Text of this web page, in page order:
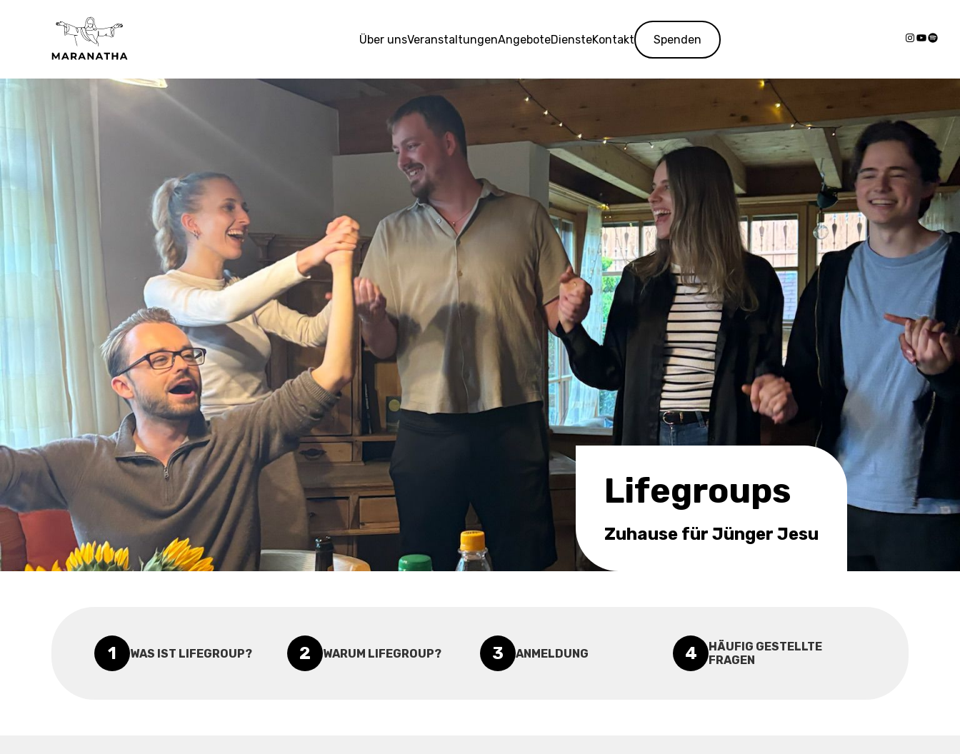
Über unsVeranstaltungenAngeboteDiensteKontakt Spenden
Lifegroups
Zuhause für Jünger Jesu
1 WAS IST LIFEGROUP? 2 WARUM LIFEGROUP? 3 ANMELDUNG 4
HÄUFIG GESTELLTE
FRAGEN